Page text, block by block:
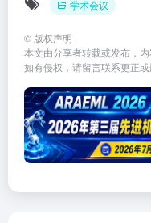
学术会议
© 版权声明
本文由分享者转载或发布，
如有侵权，请留言联系更正或